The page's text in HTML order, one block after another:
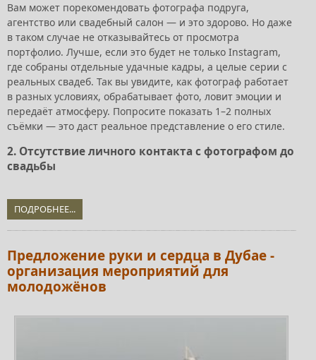
Вам может порекомендовать фотографа подруга,
агентство или свадебный салон — и это здорово. Но даже
в таком случае не отказывайтесь от просмотра
портфолио. Лучше, если это будет не только Instagram,
где собраны отдельные удачные кадры, а целые серии с
реальных свадеб. Так вы увидите, как фотограф работает
в разных условиях, обрабатывает фото, ловит эмоции и
передаёт атмосферу. Попросите показать 1–2 полных
съёмки — это даст реальное представление о его стиле.
2. Отсутствие личного контакта с фотографом до
свадьбы
ПОДРОБНЕЕ...
Предложение руки и сердца в Дубае -
организация мероприятий для
молодожёнов